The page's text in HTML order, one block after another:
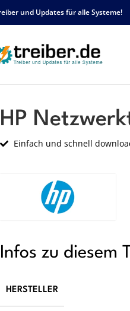
und Updates für alle Systeme!
HP
Einfach und schnell
Infos zu diesem
HERSTELLER